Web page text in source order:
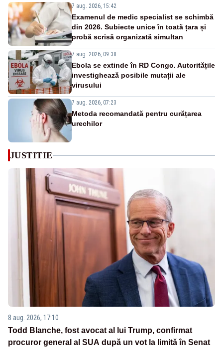
7 aug. 2026, 15:42
Examenul de medic specialist se schimbă
din 2026. Subiecte unice în toată țara și
probă scrisă organizată simultan
7 aug. 2026, 09:38
Ebola se extinde în RD Congo. Autoritățile
investighează posibile mutații ale
virusului
7 aug. 2026, 07:23
Metoda recomandată pentru curățarea
urechilor
JUSTITIE
8 aug. 2026, 17:10
Todd Blanche, fost avocat al lui Trump, confirmat
procuror general al SUA după un vot la limită în Senat